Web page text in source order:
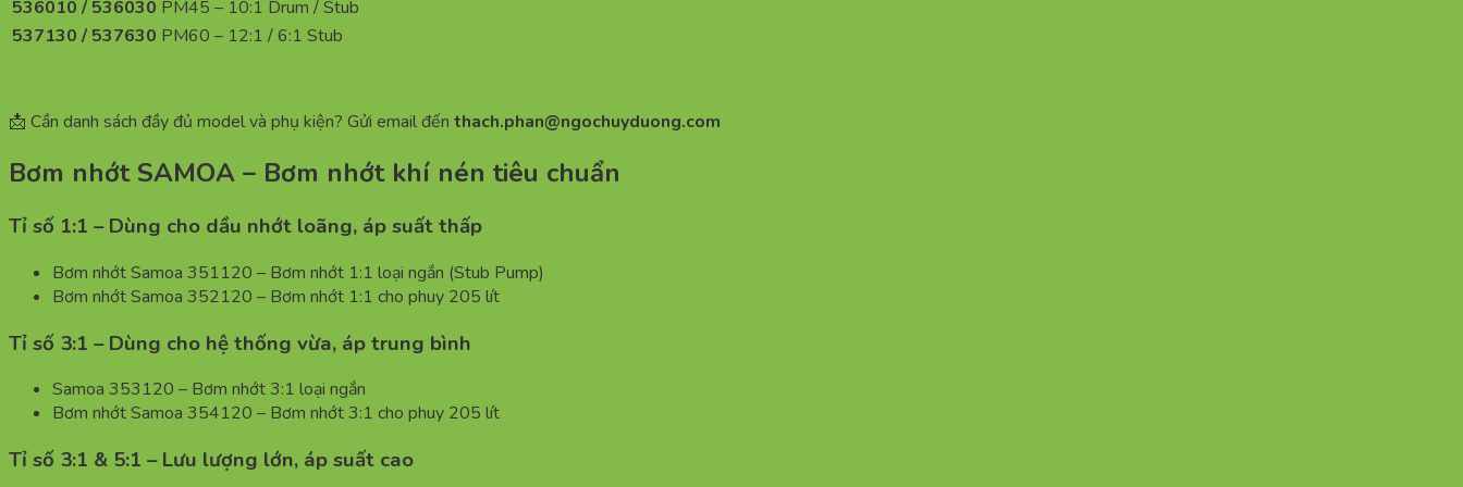
536010 / 536030 PM45 – 10:1 Drum / Stub
537130 / 537630 PM60 – 12:1 / 6:1 Stub
📩 Cần danh sách đầy đủ model và phụ kiện? Gửi email đến thach.phan@ngochuyduong.com
Bơm nhớt SAMOA – Bơm nhớt khí nén tiêu chuẩn
Tỉ số 1:1 – Dùng cho dầu nhớt loãng, áp suất thấp
Bơm nhớt Samoa 351120 – Bơm nhớt 1:1 loại ngắn (Stub Pump)
Bơm nhớt Samoa 352120 – Bơm nhớt 1:1 cho phuy 205 lít
Tỉ số 3:1 – Dùng cho hệ thống vừa, áp trung bình
Samoa 353120 – Bơm nhớt 3:1 loại ngắn
Bơm nhớt Samoa 354120 – Bơm nhớt 3:1 cho phuy 205 lít
Tỉ số 3:1 & 5:1 – Lưu lượng lớn, áp suất cao